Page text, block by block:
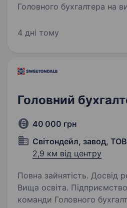
Головного бухгалтера на
продукції (дріт, цвяхи).
4 дні тому
Головний
40 000 грн
Світондейл, завод, ТОВ
2,9 км від центру
Повна зайнятість. Досвід
Вища освіта. Підприємство запрошує до своєї
команди Головного